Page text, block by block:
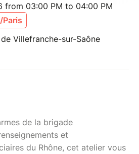
from 03:00 PM to 04:00 PM
Paris
Villefranche-sur-Saône
de la brigade
et
du Rhône, cet atelier vous